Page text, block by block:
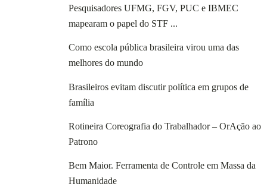
Pesquisadores UFMG, FGV, PUC e IBMEC
mapearam o papel do STF ...
Como escola pública brasileira virou uma das
melhores do mundo
Brasileiros evitam discutir política em grupos de
família
Rotineira Coreografia do Trabalhador – OrAção ao
Patrono
Bem Maior. Ferramenta de Controle em Massa da
Humanidade